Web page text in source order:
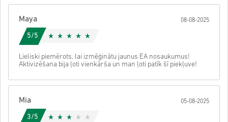
Maya 08-08-2025
5/5
Lieliski piemērots, lai izmēģinātu jaunus EA nosaukumus!
Aktivizēšana bija ļoti vienkārša un man ļoti patīk šī piekļuve!
Mia 05-08-2025
3/5